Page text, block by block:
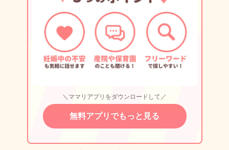
＼ママリアプリをダウンロードして／
無料アプリでもっと見る